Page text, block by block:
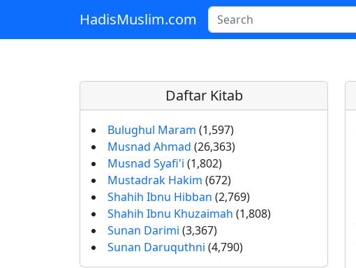
Skip to main contentHadisMuslim.com
Daftar Kitab
Bulughul Maram (1,597)
Musnad Ahmad (26,363)
Musnad Syafi'i (1,802)
Mustadrak Hakim (672)
Shahih Ibnu Hibban (2,769)
Shahih Ibnu Khuzaimah (1,808)
Sunan Darimi (3,367)
Sunan Daruquthni (4,790)